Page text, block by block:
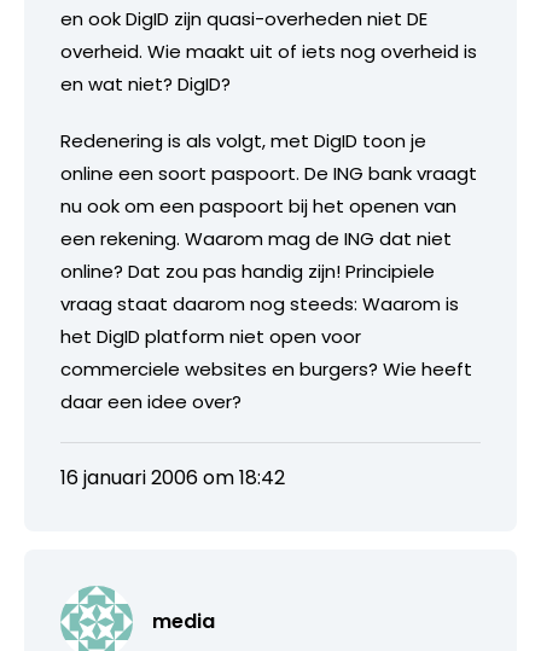
en ook DigID zijn quasi-overheden niet DE
overheid. Wie maakt uit of iets nog overheid is
en wat niet? DigID?
Redenering is als volgt, met DigID toon je
online een soort paspoort. De ING bank vraagt
nu ook om een paspoort bij het openen van
een rekening. Waarom mag de ING dat niet
online? Dat zou pas handig zijn! Principiele
vraag staat daarom nog steeds: Waarom is
het DigID platform niet open voor
commerciele websites en burgers? Wie heeft
daar een idee over?
16 januari 2006 om 18:42
media